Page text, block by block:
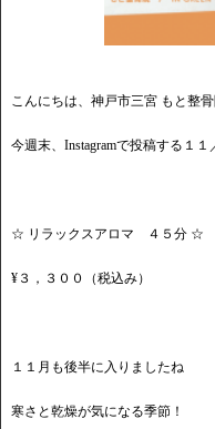
こんにちは、神戸市三宮 もと整骨
今週末、Instagramで投稿する１
☆ リラックスアロマ ４５分 ☆
¥３，３００（税込み）
１１月も後半に入りましたね
寒さと乾燥が気になる季節！